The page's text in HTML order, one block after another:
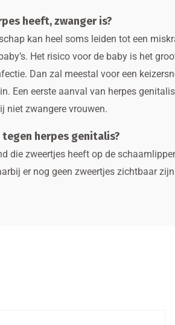
heeft, zwanger is?
kan heel soms leiden tot een
Het risico voor de baby is het
Dan zal meestal voor een
Een eerste aanval van herpes
niet zwangere vrouwen.
herpes genitalis?
die zweertjes heeft op de
er nog geen zweertjes zichtbaar